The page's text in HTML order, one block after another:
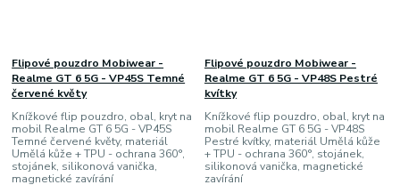
Flipové pouzdro Mobiwear -
Realme GT 6 5G - VP45S Temné
červené květy
Knížkové flip pouzdro, obal, kryt na
mobil Realme GT 6 5G - VP45S
Temné červené květy, materiál
Umělá kůže + TPU - ochrana 360°,
stojánek, silikonová vanička,
magnetické zavírání
Flipové pouzdro Mobiwear -
Realme GT 6 5G - VP48S Pestré
kvítky
Knížkové flip pouzdro, obal, kryt na
mobil Realme GT 6 5G - VP48S
Pestré kvítky, materiál Umělá kůže
+ TPU - ochrana 360°, stojánek,
silikonová vanička, magnetické
zavírání